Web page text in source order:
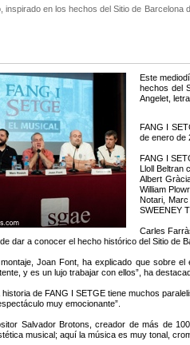
inspirado en los hechos del Sitio de
Este
hechos del
Angelet,
FANG I
de enero de
FANG I
Lloll Beltran
Albert
William
Notari,
SWEENEY
Carles
dar a conocer el hecho histórico del Sitio de
Joan Font, ha explicado que sobre el
y es un lujo trabajar con ellos”, ha
historia de FANG I SETGE tiene muchos
muy emocionante”.
Salvador Brotons, creador de más de
musical; aquí la música es muy tonal,